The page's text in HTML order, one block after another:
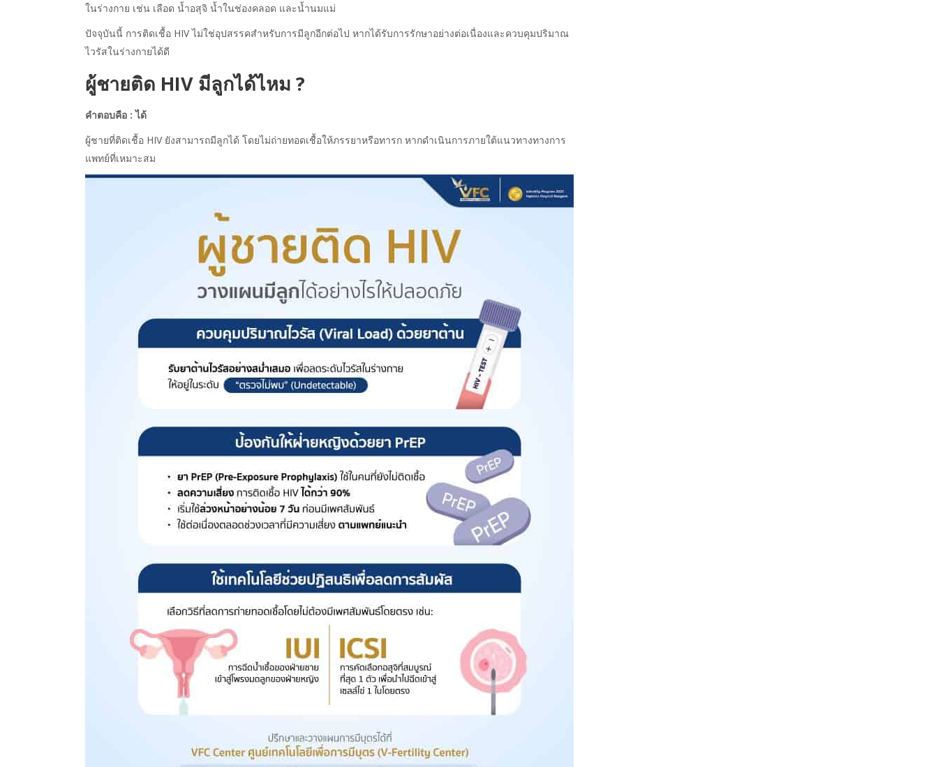
ในร่างกาย เช่น เลือด น้ำอสุจิ น้ำในช่องคลอด และน้ำนมแม่
ปัจจุบันนี้ การติดเชื้อ HIV ไม่ใช่อุปสรรคสำหรับการมีลูกอีกต่อไป หากได้รับการรักษาอย่างต่อเนื่องและควบคุมปริมาณ
ไวรัสในร่างกายได้ดี
ผู้ชายติด HIV มีลูกได้ไหม ?
คำตอบคือ : ได้
ผู้ชายที่ติดเชื้อ HIVยังสามารถมีลูกได้ โดยไม่ถ่ายทอดเชื้อให้ภรรยาหรือทารก หากดำเนินการภายใต้แนวทางทางการ
แพทย์ที่เหมาะสม